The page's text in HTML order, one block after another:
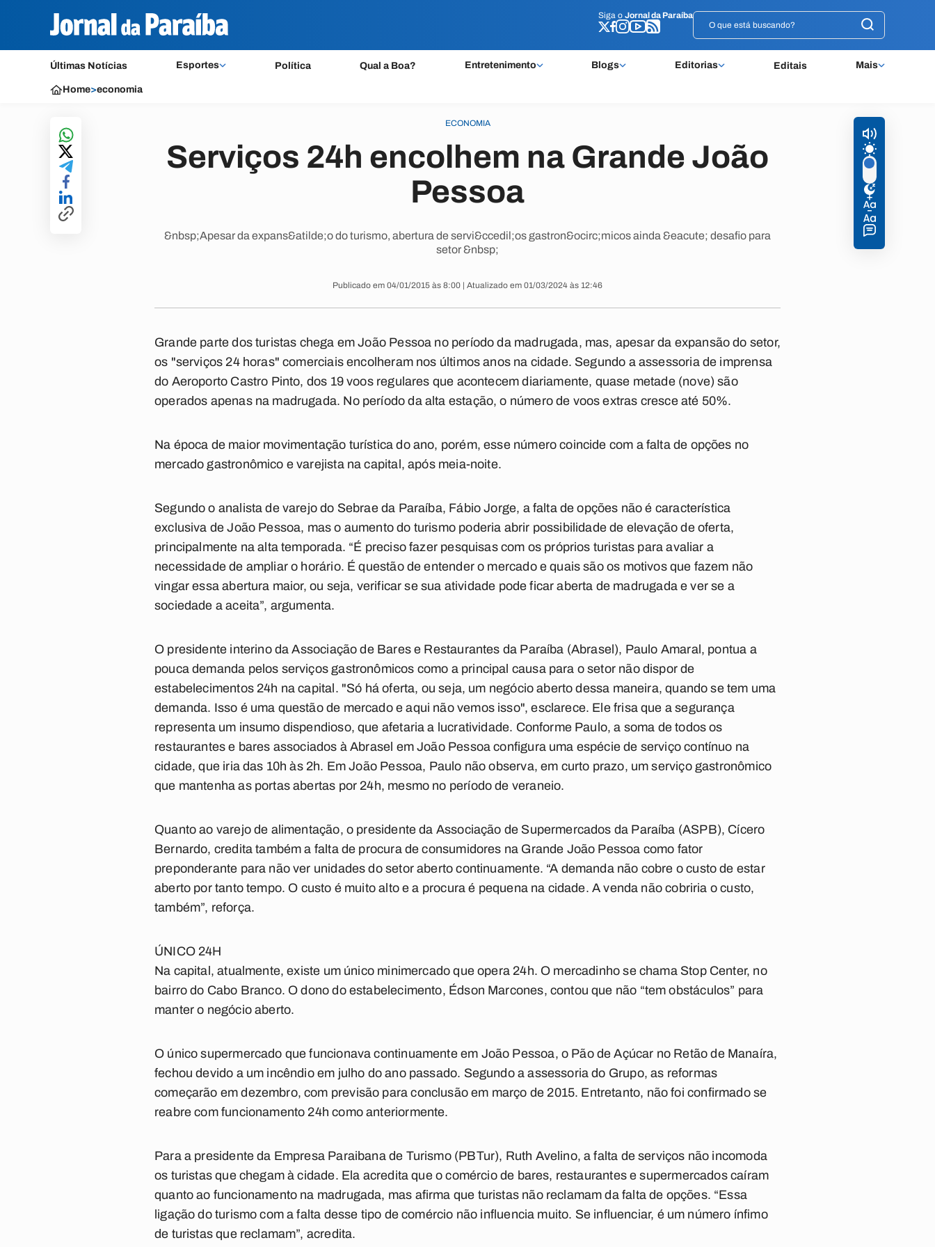
Siga o Jornal da Paraíba
Últimas Notícias Esportes Política Qual a Boa? Entretenimento Blogs Editorias Editais Mais
Siga o Jornal da Paraíba
Home>economia
ECONOMIA
Serviços 24h encolhem na Grande João
Pessoa
&nbsp;Apesar da expans&atilde;o do turismo, abertura de servi&ccedil;os gastron&ocirc;micos ainda &eacute; desafio para
setor &nbsp;
Publicado em 04/01/2015 às 8:00 | Atualizado em 01/03/2024 às 12:46
Grande parte dos turistas chega em João Pessoa no período da madrugada, mas, apesar da expansão do setor,
os "serviços 24 horas" comerciais encolheram nos últimos anos na cidade. Segundo a assessoria de imprensa
do Aeroporto Castro Pinto, dos 19 voos regulares que acontecem diariamente, quase metade (nove) são
operados apenas na madrugada. No período da alta estação, o número de voos extras cresce até 50%.
Na época de maior movimentação turística do ano, porém, esse número coincide com a falta de opções no
mercado gastronômico e varejista na capital, após meia-noite.
Segundo o analista de varejo do Sebrae da Paraíba, Fábio Jorge, a falta de opções não é característica
exclusiva de João Pessoa, mas o aumento do turismo poderia abrir possibilidade de elevação de oferta,
principalmente na alta temporada. “É preciso fazer pesquisas com os próprios turistas para avaliar a
necessidade de ampliar o horário. É questão de entender o mercado e quais são os motivos que fazem não
vingar essa abertura maior, ou seja, verificar se sua atividade pode ficar aberta de madrugada e ver se a
sociedade a aceita”, argumenta.
O presidente interino da Associação de Bares e Restaurantes da Paraíba (Abrasel), Paulo Amaral, pontua a
pouca demanda pelos serviços gastronômicos como a principal causa para o setor não dispor de
estabelecimentos 24h na capital. "Só há oferta, ou seja, um negócio aberto dessa maneira, quando se tem uma
demanda. Isso é uma questão de mercado e aqui não vemos isso", esclarece. Ele frisa que a segurança
representa um insumo dispendioso, que afetaria a lucratividade. Conforme Paulo, a soma de todos os
restaurantes e bares associados à Abrasel em João Pessoa configura uma espécie de serviço contínuo na
cidade, que iria das 10h às 2h. Em João Pessoa, Paulo não observa, em curto prazo, um serviço gastronômico
que mantenha as portas abertas por 24h, mesmo no período de veraneio.
Quanto ao varejo de alimentação, o presidente da Associação de Supermercados da Paraíba (ASPB), Cícero
Bernardo, credita também a falta de procura de consumidores na Grande João Pessoa como fator
preponderante para não ver unidades do setor aberto continuamente. “A demanda não cobre o custo de estar
aberto por tanto tempo. O custo é muito alto e a procura é pequena na cidade. A venda não cobriria o custo,
também”, reforça.
ÚNICO 24H
Na capital, atualmente, existe um único minimercado que opera 24h. O mercadinho se chama Stop Center, no
bairro do Cabo Branco. O dono do estabelecimento, Édson Marcones, contou que não “tem obstáculos” para
manter o negócio aberto.
O único supermercado que funcionava continuamente em João Pessoa, o Pão de Açúcar no Retão de Manaíra,
fechou devido a um incêndio em julho do ano passado. Segundo a assessoria do Grupo, as reformas
começarão em dezembro, com previsão para conclusão em março de 2015. Entretanto, não foi confirmado se
reabre com funcionamento 24h como anteriormente.
Para a presidente da Empresa Paraibana de Turismo (PBTur), Ruth Avelino, a falta de serviços não incomoda
os turistas que chegam à cidade. Ela acredita que o comércio de bares, restaurantes e supermercados caíram
quanto ao funcionamento na madrugada, mas afirma que turistas não reclamam da falta de opções. “Essa
ligação do turismo com a falta desse tipo de comércio não influencia muito. Se influenciar, é um número ínfimo
de turistas que reclamam”, acredita.